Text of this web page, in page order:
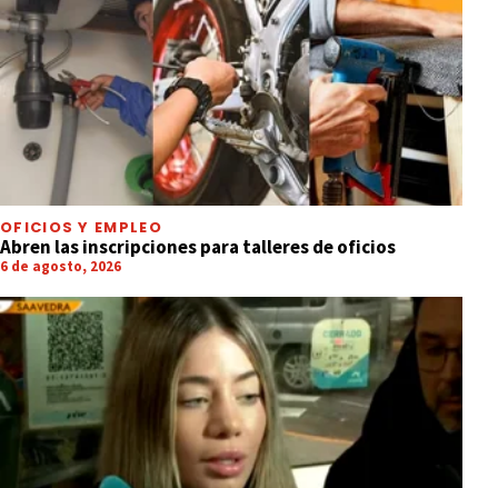
OFICIOS Y EMPLEO
Abren las inscripciones para talleres de oficios
6 de agosto, 2026